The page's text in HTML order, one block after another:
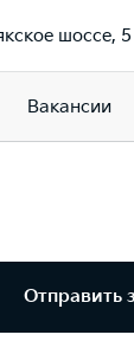
шоссе, 5
Вакансии
Отправить